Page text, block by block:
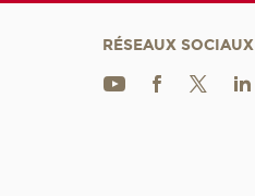
RÉSEAUX SOCIAUX